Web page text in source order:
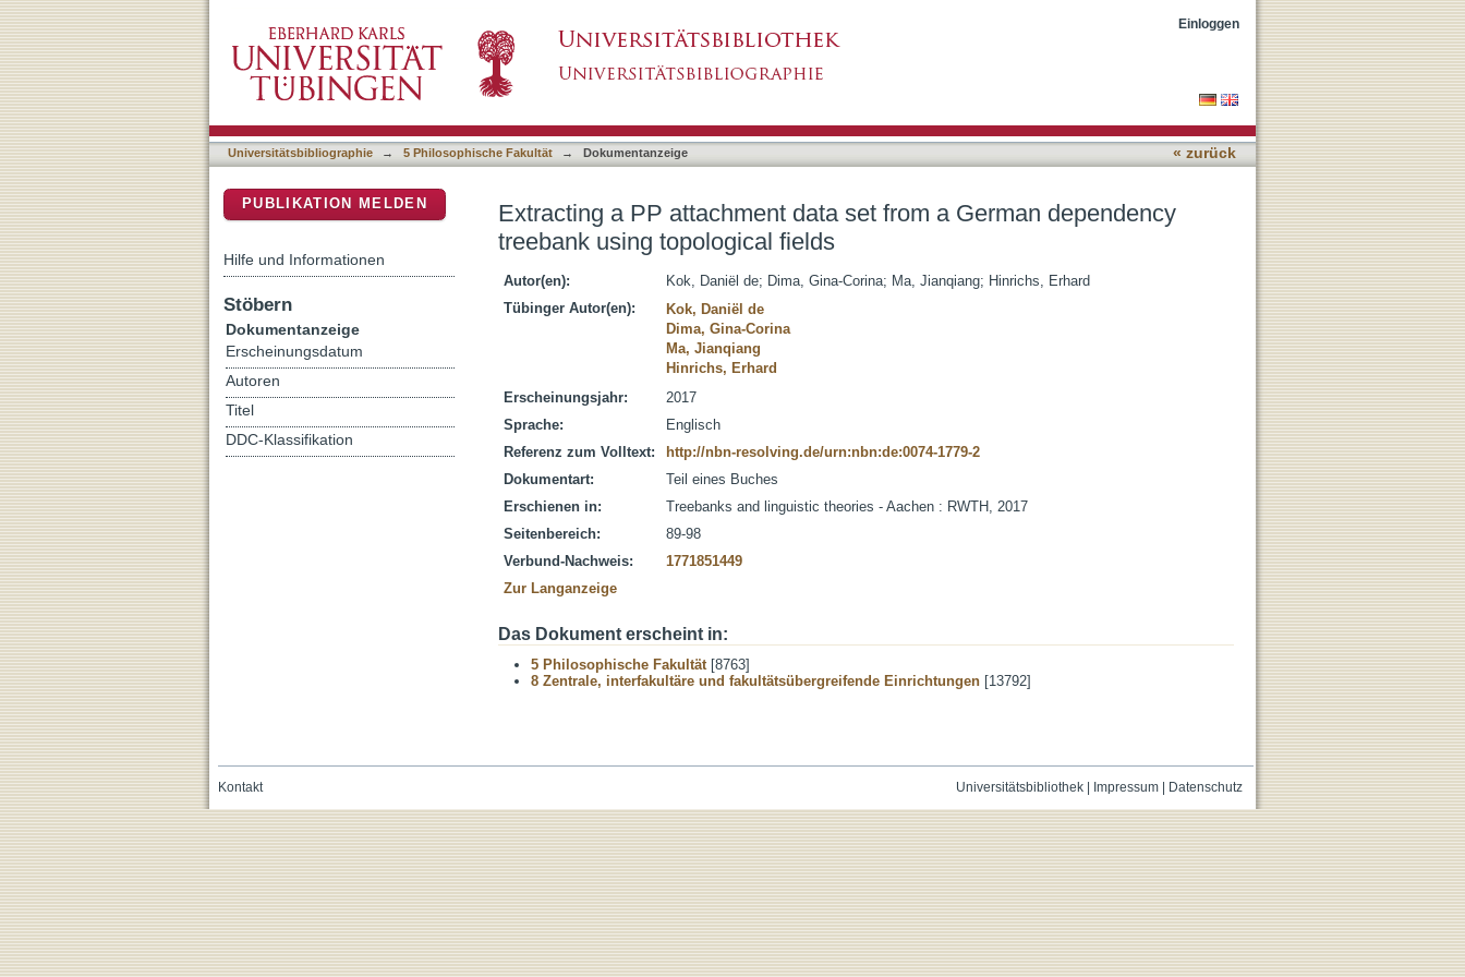
Extracting a PP attachment data set from a German dependency treebank using topological fields
Einloggen
Universitätsbibliographie → 5 Philosophische Fakultät → Dokumentanzeige « zurück
Extracting a PP attachment data set from a German dependency
treebank using topological fields
Autor(en): Kok, Daniël de; Dima, Gina-Corina; Ma, Jianqiang; Hinrichs, Erhard
Tübinger Autor(en):
Kok, Daniël de
Dima, Gina-Corina
Ma, Jianqiang
Hinrichs, Erhard
Erscheinungsjahr:
2017
Sprache:
Englisch
Referenz zum Volltext:
http://nbn-resolving.de/urn:nbn:de:0074-1779-2
Dokumentart:
Teil eines Buches
Erschienen in:
Treebanks and linguistic theories - Aachen : RWTH, 2017
Seitenbereich:
89-98
Verbund-Nachweis:
1771851449
Zur Langanzeige
Das Dokument erscheint in:
5 Philosophische Fakultät[8763]
8 Zentrale, interfakultäre und fakultätsübergreifende Einrichtungen [13792]
PUBLIKATION MELDEN
Hilfe und Informationen
Stöbern
Dokumentanzeige
Erscheinungsdatum
Autoren
Titel
DDC-Klassifikation
Universitätsbibliothek| Impressum| Datenschutz
Kontakt